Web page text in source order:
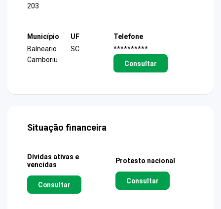
203
Município
Balneario
Camboriu
UF
SC
Telefone
**********
Consultar
Situação financeira
Dívidas ativas e
vencidas
Consultar
Protesto nacional
Consultar